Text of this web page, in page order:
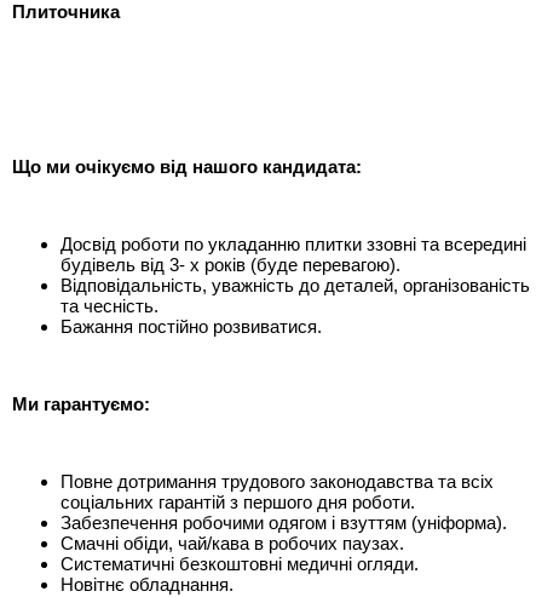
Плиточника
Що ми очікуємо від нашого кандидата:
Досвід роботи по укладанню плитки ззовні та всередині
будівель від 3- х років (буде перевагою).
Відповідальність, уважність до деталей, організованість
та чесність.
Бажання постійно розвиватися.
Ми гарантуємо:
Повне дотримання трудового законодавства та всіх
соціальних гарантій з першого дня роботи.
Забезпечення робочими одягом і взуттям (уніформа).
Смачні обіди, чай/кава в робочих паузах.
Систематичні безкоштовні медичні огляди.
Новітнє обладнання.